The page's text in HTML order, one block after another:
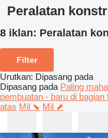
Peralatan
8 iklan: Peralatan
Filter
Urutkan: Dipasang pada
Dipasang pada Paling
pembuatan - baru di bagian
atas Mil ⬊ Mil ⬈